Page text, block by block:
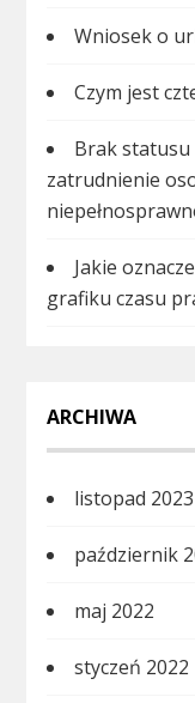
Wniosek o
Czym jest
Brak statusu
zatrudnienie
Jakie
grafiku czasu
ARCHIWA
listopad 2023
październik
maj 2022
styczeń 2022